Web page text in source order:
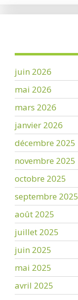
juin 2026
mai 2026
mars 2026
janvier 2026
décembre 2025
novembre 2025
octobre 2025
septembre 2025
août 2025
juillet 2025
juin 2025
mai 2025
avril 2025